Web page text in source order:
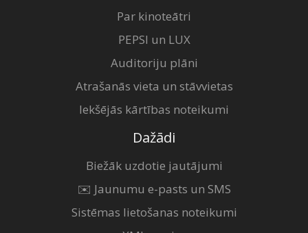
Par kinoteātri
PEPSI un LUX
Auditoriju plāni
Atrašanās vieta un stāvvietas
Iekšējās kārtības noteikumi
Dažādi
Biežāk uzdotie jautājumi
✉️ Jaunumu e-pasts un SMS
Sistēmas lietošanas noteikumi